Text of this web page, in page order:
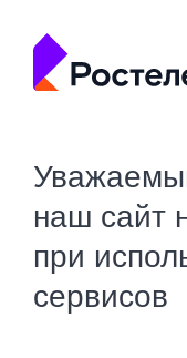
наш сайт
при
сервисов